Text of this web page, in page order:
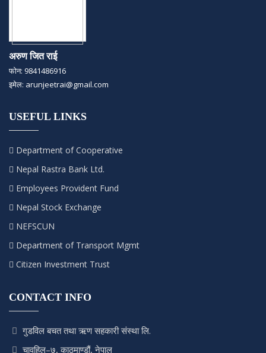
अरुण जित राई
फोन: 9841486916
इमेल: arunjeetrai@gmail.com
USEFUL LINKS
Department of Cooperative
Nepal Rastra Bank Ltd.
Employees Provident Fund
Nepal Stock Exchange
NEFSCUN
Department of Transport Mgmt
Citizen Investment Trust
CONTACT INFO
गुडविल बचत तथा ऋण सहकारी संस्था लि.
चावहिल–७, काठमाण्डौं, नेपाल